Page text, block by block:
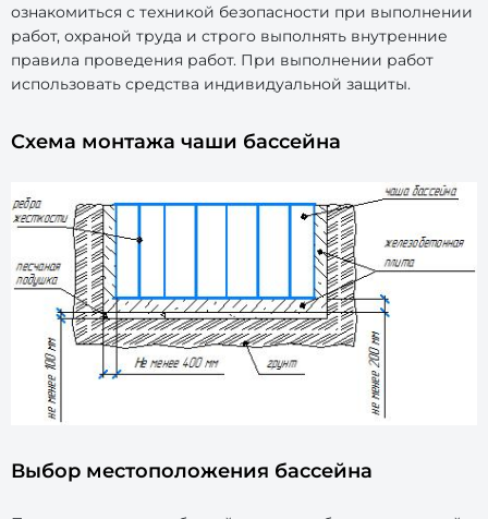
ознакомиться с техникой безопасности при выполнении
работ, охраной труда и строго выполнять внутренние
правила проведения работ. При выполнении работ
использовать средства индивидуальной защиты.
Схема монтажа чаши бассейна
Выбор местоположения бассейна